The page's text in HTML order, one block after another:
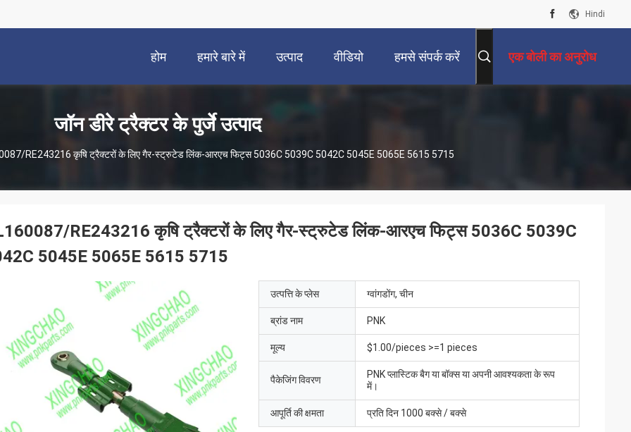
Hindi
होम हमारे बारे में उत्पाद वीडियो हमसे संपर्क करें एक बोली का अनुरोध
जॉन डीरे ट्रैक्टर के पुर्जे उत्पाद
RE243216 कृषि ट्रैक्टरों के लिए गैर-स्ट्रुटेड लिंक-आरएच फिट्स 5036C 5039C 5042C 5045E 5065E 5615 5715
RE243216 कृषि ट्रैक्टरों के लिए गैर-स्ट्रुटेड लिंक-आरएच फिट्स 5036C 5039C
5045E 5065E 5615 5715
उत्पत्ति के प्लेस ग्वांगडोंग, चीन
ब्रांड नाम PNK
मूल्य $1.00/pieces >=1 pieces
पैकेजिंग विवरण
PNK प्लास्टिक बैग या बॉक्स या अपनी आवश्यकता के रूप
में।
आपूर्ति की क्षमता प्रति दिन 1000 बक्से / बक्से